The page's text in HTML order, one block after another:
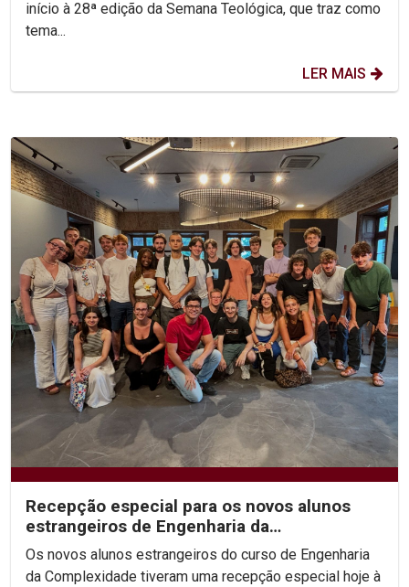
início à 28ª edição da Semana Teológica, que traz como
tema...
LER MAIS
Recepção especial para os novos alunos
estrangeiros de Engenharia da
Complexidade
Os novos alunos estrangeiros do curso de Engenharia
da Complexidade tiveram uma recepção especial hoje à